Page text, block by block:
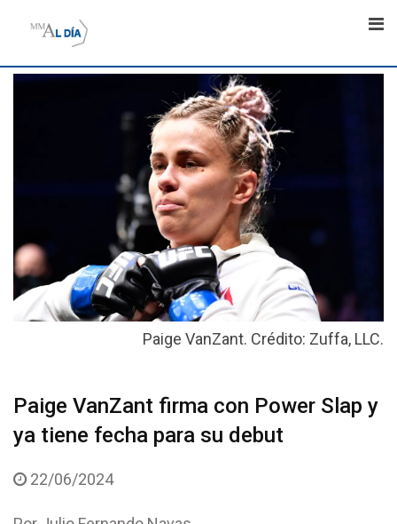
Paige VanZant. Crédito: Zuffa, LLC.
Paige VanZant firma con Power Slap y
ya tiene fecha para su debut
22/06/2024